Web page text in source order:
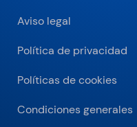
Aviso legal
Política de privacidad
Políticas de cookies
Condiciones generales